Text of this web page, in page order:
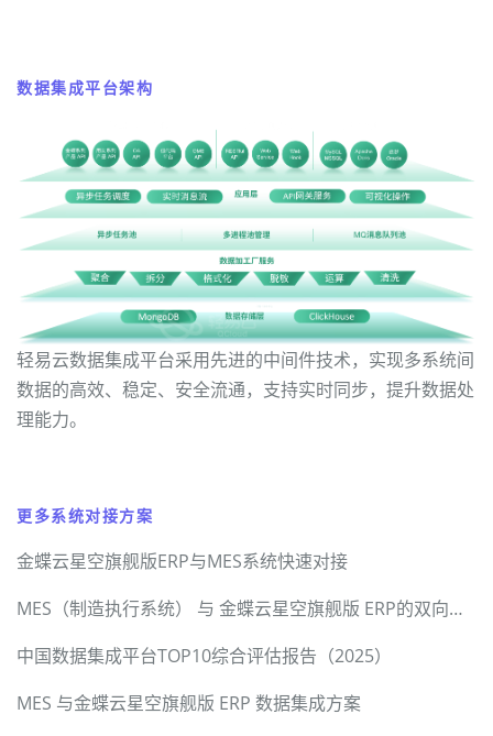
数据集成平台架构
轻易云数据集成平台采用先进的中间件技术，实现多系统间
数据的高效、稳定、安全流通，支持实时同步，提升数据处
理能力。
更多系统对接方案
金蝶云星空旗舰版ERP与MES系统快速对接
MES（制造执行系统） 与 金蝶云星空旗舰版 ERP的双向数据同步
中国数据集成平台TOP10综合评估报告（2025）
MES 与金蝶云星空旗舰版 ERP 数据集成方案